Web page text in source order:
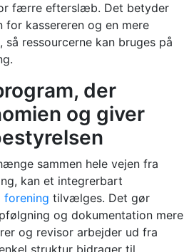
færre efterslæb. Det betyder
for kassereren og en mere
ressourcerne kan bruges på
der
og giver
sammen hele vejen fra
kan et integrerbart
forening tilvælges. Det gør
og dokumentation mere
og revisor arbejder ud fra
struktur bidrager til